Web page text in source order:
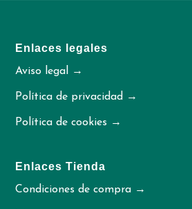
Enlaces legales
Aviso legal →
Política de privacidad →
Política de cookies →
Enlaces Tienda
Condiciones de compra →